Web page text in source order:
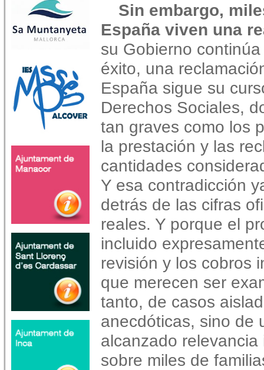
Sin embargo,
España viven una
su Gobierno
éxito, una
España sigue su
Derechos Sociales,
tan graves como los
la prestación y las
cantidades
Y esa contradicción
detrás de las cifras
reales. Y porque el
incluido
revisión y los cobros
que merecen ser
tanto, de casos
anecdóticas, sino de
alcanzado
sobre miles de